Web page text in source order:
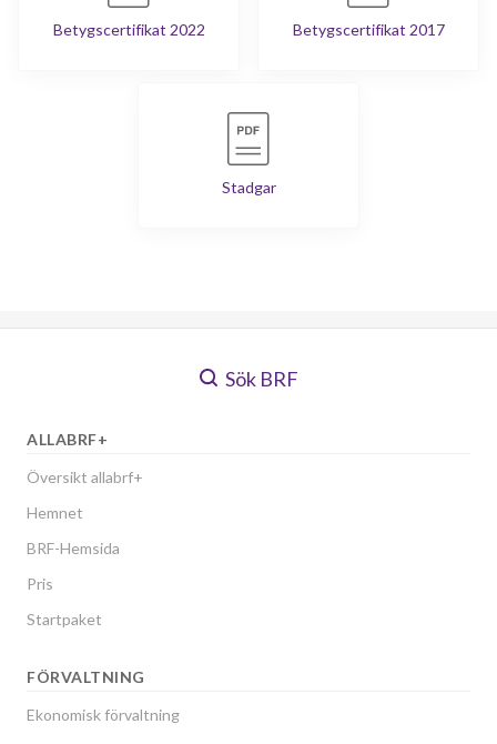
Betygscertifikat 2022 Betygscertifikat 2017
Stadgar
Sök BRF
ALLABRF+
Översikt allabrf+
Hemnet
BRF-Hemsida
Pris
Startpaket
FÖRVALTNING
Ekonomisk förvaltning